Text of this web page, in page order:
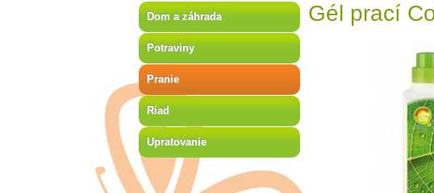
Gél prací
Dom a záhrada
Potraviny
Pranie
Riad
Upratovanie